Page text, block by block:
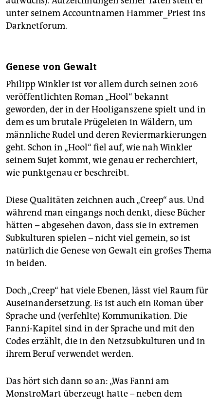
unter seinem Accountnamen Hammer_Priest ins
Darknetforum.
Genese von Gewalt
Philipp Winkler ist vor allem durch seinen 2016
veröffentlichten Roman „Hool“ bekannt
geworden, der in der Hooliganszene spielt und in
dem es um brutale Prügeleien in Wäldern, um
männliche Rudel und deren Reviermarkierungen
geht. Schon in „Hool“ fiel auf, wie nah Winkler
seinem Sujet kommt, wie genau er recherchiert,
wie punktgenau er beschreibt.
Diese Qualitäten zeichnen auch „Creep“ aus. Und
während man eingangs noch denkt, diese Bücher
hätten – abgesehen davon, dass sie in extremen
Subkulturen spielen – nicht viel gemein, so ist
natürlich die Genese von Gewalt ein großes Thema
in beiden.
Doch „Creep“ hat viele Ebenen, lässt viel Raum für
Auseinandersetzung. Es ist auch ein Roman über
Sprache und (verfehlte) Kommunikation. Die
Fanni-Kapitel sind in der Sprache und mit den
Codes erzählt, die in den Netzsubkulturen und in
ihrem Beruf verwendet werden.
Das hört sich dann so an: „Was Fanni am
MonstroMart überzeugt hatte – neben dem